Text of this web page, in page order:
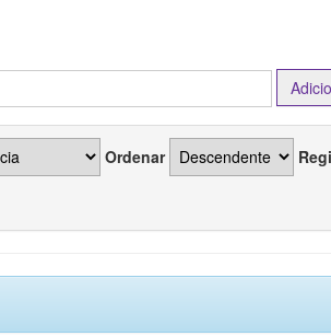
Ordenar